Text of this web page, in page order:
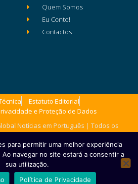
Quem Somos
Eu Conto!
Contactos
Notícias em Português | Todos os
Estatuto Editorial
e Proteção de Dados
para permitir uma melhor experiência
navegar no site estará a consentir a
sua utilização.
Política de Privacidade